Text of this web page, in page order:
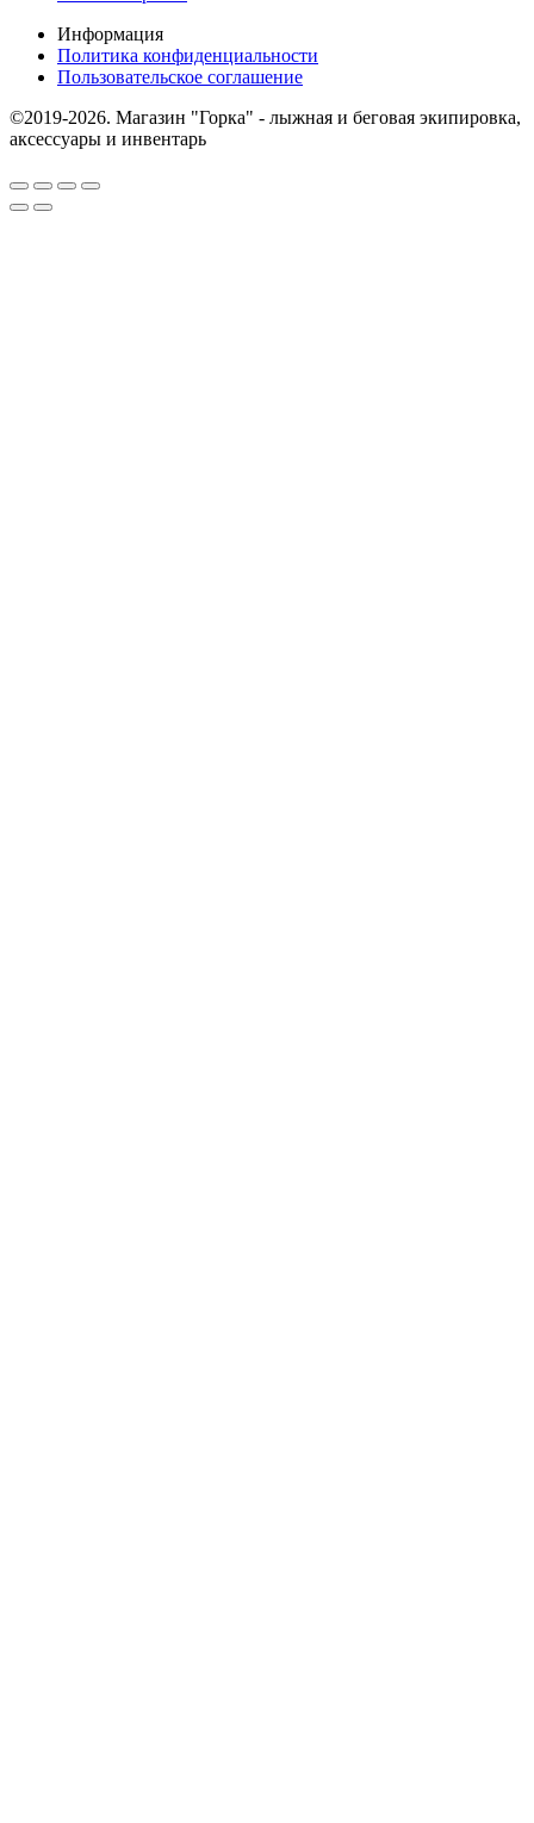
Информация
Политика конфиденциальности
Пользовательское соглашение
©2019-2026. Магазин "Горка" - лыжная и беговая экипировка,
аксессуары и инвентарь